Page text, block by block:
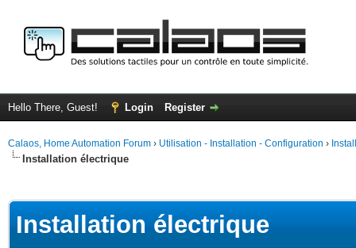
Hello There, Guest! Login Register
Calaos, Home Automation Forum › Utilisation - Installation - Configuration ›
Installation électrique
Installation électrique